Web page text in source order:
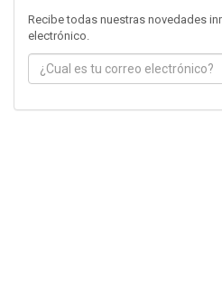
Recibe todas nuestras novedades
electrónico.